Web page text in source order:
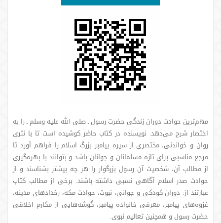
مهم‌ترین حوادث دوران زندگی حضرت رسول ـ صلی الله علیه وسلم ـ را به
اختصار شرح می‌دهد. نویسنده در کتاب حاضر کوشیده است تا با نثری
روان و خواندنی، مختصری از سیره پیامبر بزرگ اسلام را فراهم آورد تا
مرجع مناسبی برای تازه مسلمانان و جوانان باشد و بتوانند با بهره‌گیری
از مطالب آن، شخصیت آن رسول بزرگوار را هر چه بیشتر بشناسند و از
حوادث صدر اسلام آگاهی نسبی داشته باشند. برخی از مطالب کتاب
عبارتند از: دوران کودکی و جوانی، نبوت، حوادث مکه، رخدادهای مدینه،
غزوه‌های پیامبر، معرفی خانواده پیامبر، گوشه‌هایی از مکارم اخلاقی
حضرت رسول و همچنین تعالیم نبوی.